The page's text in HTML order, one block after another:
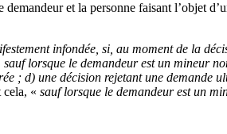
et la personne faisant l’objet
infondée, si, au moment de la
lorsque le demandeur est un mineur
; d) une décision rejetant une demande
cela, « sauf lorsque le demandeur est un